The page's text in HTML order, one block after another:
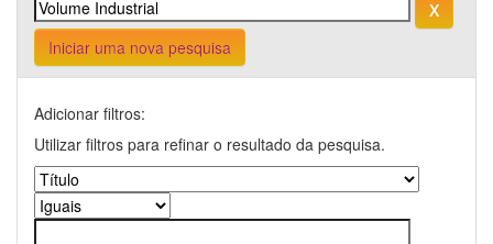
Iniciar uma nova pesquisa
Adicionar filtros:
Utilizar filtros para refinar o resultado da pesquisa.